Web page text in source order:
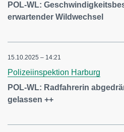
POL-WL:
erwartender Wildwechsel
15.10.2025 – 14:21
Polizeiinspektion Harburg
POL-WL: Radfahrerin
gelassen ++